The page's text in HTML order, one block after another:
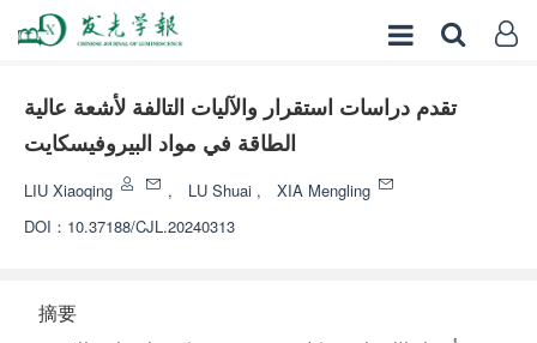
تقدم دراسات استقرار والآليات التالفة لأشعة عالية
الطاقة في مواد البيروفيسكايت
LIU Xiaoqing , LU Shuai ,
XIA Mengling
DOI： 10.37188/CJL.20240313
摘要